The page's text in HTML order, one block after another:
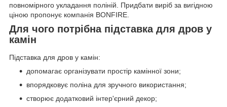
повномірного укладання поліній. Придбати виріб за вигідною
ціною пропонує компанія BONFIRE.
Для чого потрібна підставка для дров у
камін
Підставка для дров у камін:
допомагає організувати простір камінної зони;
впорядковує поліна для зручного використання;
створює додатковий інтер'єрний декор;